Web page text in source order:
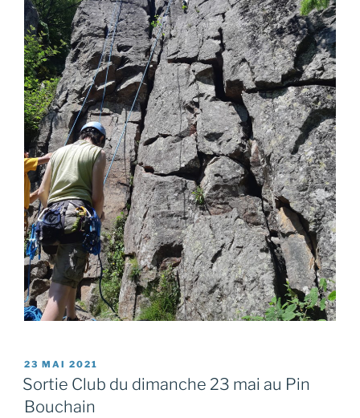
PUBLIÉ
LE
23 MAI 2021
Sortie Club du dimanche 23 mai au Pin
Bouchain